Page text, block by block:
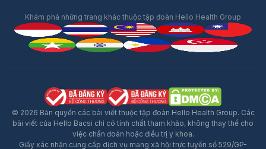
Khám phá những trang khác thuộc tập đoàn Hello Health Group
© 2026 Bản quyền các bài viết thuộc tập đoàn Hello Health Group. Các
bài viết của Hello Bacsi chỉ có tính chất tham khảo, không thay thế cho
việc chẩn đoán hoặc điều trị y khoa.
Giấy xác nhận cung cấp dịch vụ mạng xã hội trực tuyến số 529/GP-